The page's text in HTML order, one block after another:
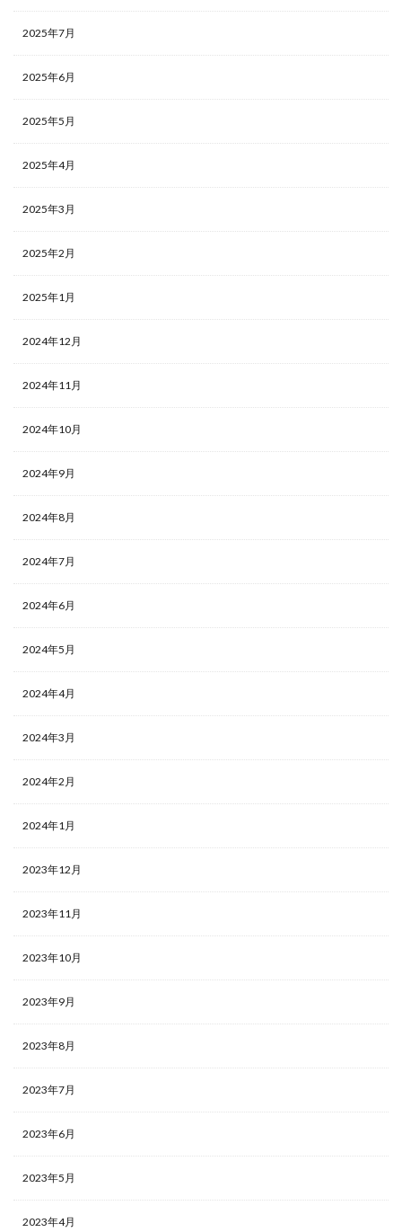
2025年7月
2025年6月
2025年5月
2025年4月
2025年3月
2025年2月
2025年1月
2024年12月
2024年11月
2024年10月
2024年9月
2024年8月
2024年7月
2024年6月
2024年5月
2024年4月
2024年3月
2024年2月
2024年1月
2023年12月
2023年11月
2023年10月
2023年9月
2023年8月
2023年7月
2023年6月
2023年5月
2023年4月